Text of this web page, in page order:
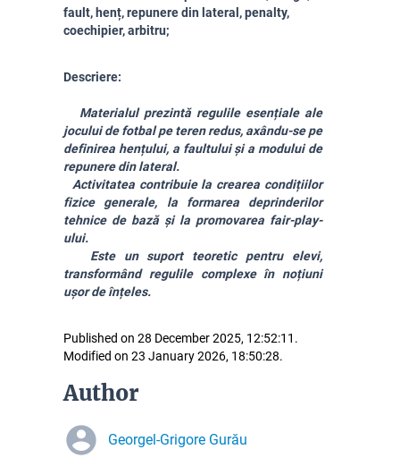
fault, henț, repunere din lateral, penalty,
coechipier, arbitru;
Descriere:
Materialul prezintă regulile esențiale ale
jocului de fotbal pe teren redus, axându-se pe
definirea hențului, a faultului și a modului de
repunere din lateral.
Activitatea contribuie la crearea condițiilor
fizice generale, la formarea deprinderilor
tehnice de bază și la promovarea fair-play-
ului.
Este un suport teoretic pentru elevi,
transformând regulile complexe în noțiuni
ușor de înțeles.
Published on 28 December 2025, 12:52:11.
Modified on 23 January 2026, 18:50:28.
Author
Georgel-Grigore Gurău